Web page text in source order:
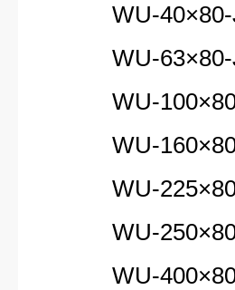
WU-40×80-J
WU-63×80-J
WU-100×80-J
WU-160×80-J
WU-225×80-J
WU-250×80-J
WU-400×80-J